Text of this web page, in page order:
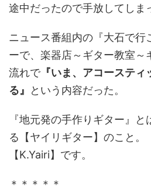
途中だったので手放してしま
ニュース番組内の『大石で行
ーで、楽器店～ギター教室～
流れで『いま、アコースティ
る』
という内容だった。
『地元発の手作りギター』
る【ヤイリギター】のこと。
【K.Yairi】です。
＊＊＊＊＊